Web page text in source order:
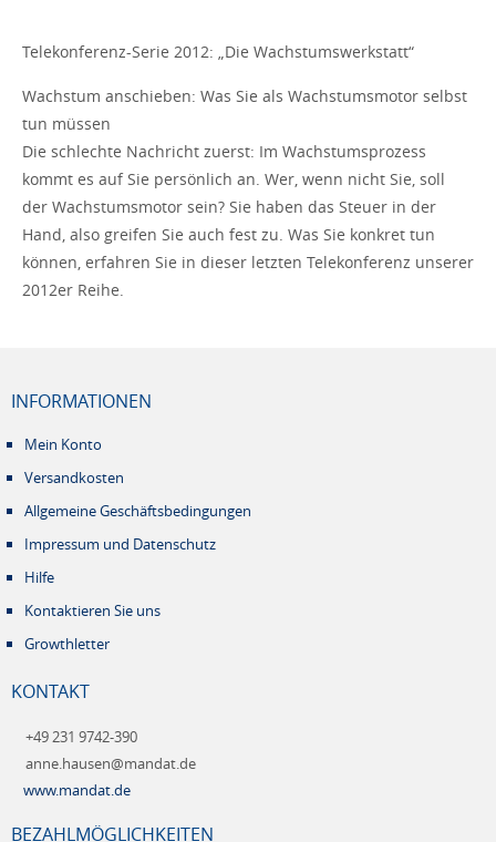
Telekonferenz-Serie 2012: „Die Wachstumswerkstatt“
Wachstum anschieben: Was Sie als Wachstumsmotor selbst
tun müssen
Die schlechte Nachricht zuerst: Im Wachstumsprozess
kommt es auf Sie persönlich an. Wer, wenn nicht Sie, soll
der Wachstumsmotor sein? Sie haben das Steuer in der
Hand, also greifen Sie auch fest zu. Was Sie konkret tun
können, erfahren Sie in dieser letzten Telekonferenz unserer
2012er Reihe.
INFORMATIONEN
Mein Konto
Versandkosten
Allgemeine Geschäftsbedingungen
Impressum und Datenschutz
Hilfe
Kontaktieren Sie uns
Growthletter
KONTAKT
+49 231 9742-390
anne.hausen@mandat.de
www.mandat.de
BEZAHLMÖGLICHKEITEN